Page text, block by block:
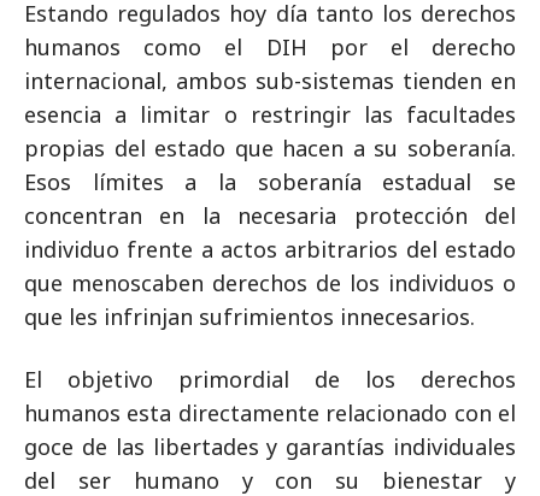
Estando regulados hoy día tanto los derechos
humanos como el DIH por el derecho
internacional, ambos sub-sistemas tienden en
esencia a limitar o restringir las facultades
propias del estado que hacen a su soberanía.
Esos límites a la soberanía estadual se
concentran en la necesaria protección del
individuo frente a actos arbitrarios del estado
que menoscaben derechos de los individuos o
que les infrinjan sufrimientos innecesarios.
El objetivo primordial de los derechos
humanos esta directamente relacionado con el
goce de las libertades y garantías individuales
del ser humano y con su bienestar y